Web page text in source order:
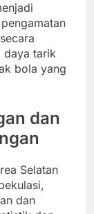
daya tarik
bola yang
dan
Selatan
dan